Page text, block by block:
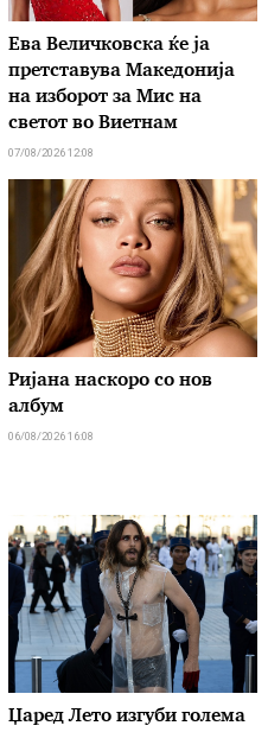
Ева Величковска ќе ја
претставува Македонија
на изборот за Мис на
светот во Виетнам
07/08/2026 12:08
Ријана наскоро со нов
албум
06/08/2026 16:08
Џаред Лето изгуби голема